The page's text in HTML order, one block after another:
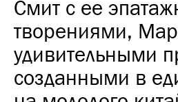
Смит с ее
творениями,
удивительными
созданными в